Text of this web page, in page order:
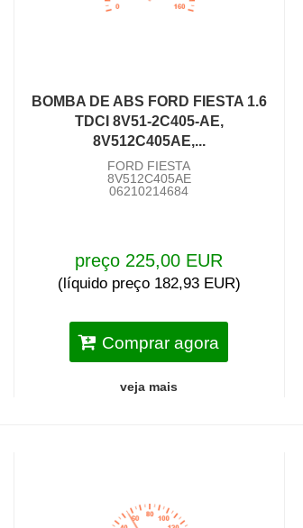
BOMBA DE ABS FORD FIESTA 1.6
TDCI 8V51-2C405-AE,
8V512C405AE,...
FORD FIESTA
8V512C405AE
06210214684
preço 225,00 EUR
(líquido preço 182,93 EUR)
Comprar agora
veja mais